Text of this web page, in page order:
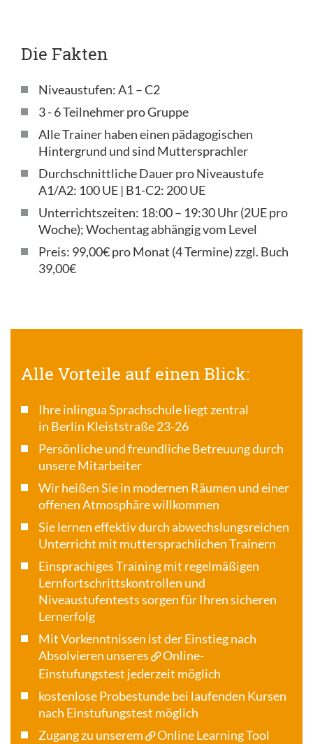
Die Fakten
Niveaustufen: A1 – C2
3 - 6 Teilnehmer pro Gruppe
Alle Trainer haben einen pädagogischen
Hintergrund und sind Muttersprachler
Durchschnittliche Dauer pro Niveaustufe
A1/A2: 100 UE | B1-C2: 200 UE
Unterrichtszeiten: 18:00 – 19:30 Uhr (2UE pro
Woche); Wochentag abhängig vom Level
Preis: 99,00€ pro Monat (4 Termine) zzgl. Buch
39,00€
Alle Vorteile auf einen Blick:
Ihre inlingua Sprachschule liegt zentral
in Berlin Kleiststraße 23-26
Persönliche und freundliche Betreuung durch
unsere Mitarbeiter
Wir heißen Sie in modernen Räumen und einer
offenen Atmosphäre willkommen
Sie lernen effektiv durch abwechslungsreichen
Unterricht mit muttersprachlichen Trainern
Einsprachiges Training mit regelmäßigen
Lernfortschrittskontrollen und
Niveaustufentests sorgen für Ihren sicheren
Lernerfolg
Mit Vorkenntnissen ist der Einstieg nach
Absolvieren unseres
Online-
Einstufungstest jederzeit möglich
kostenlose Probestunde bei laufenden Kursen
nach Einstufungstest möglich
Zugang zu unserem
Online Learning Tool